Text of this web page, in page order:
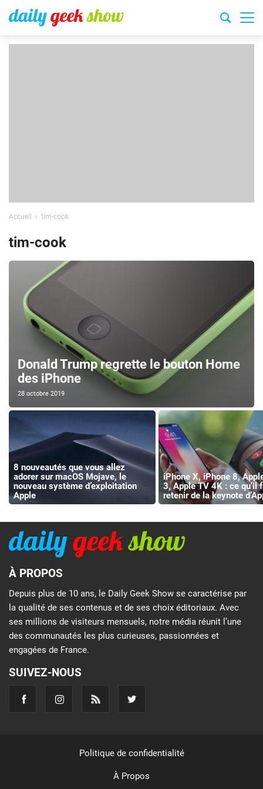
Accueil tim-cook
tim-cook
Donald Trump regrette le bouton Home
des iPhone
28 octobre 2019
8 nouveautés que vous allez
adorer sur macOS Mojave, le
nouveau système d’exploitation
Apple
iPhone X, iPhone 8,
3, Apple TV 4K : ce qu’il
retenir de la keynote
À PROPOS
Depuis plus de 10 ans, le Daily Geek Show se caractérise par
la qualité de ses contenus et de ses choix éditoriaux. Avec
ses millions de visiteurs mensuels, notre média réunit l’une
des communautés les plus curieuses, passionnées et
engagées de France.
SUIVEZ-NOUS
Politique de confidentialité
À Propos